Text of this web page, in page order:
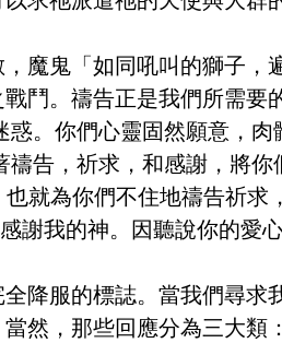
魔鬼「如同吼叫的獅子
鬥。禱告正是我們所需要
。你們心靈固然願意，肉
告，祈求，和感謝，將你
就為你們不住地禱告祈求
我的神。因聽說你的愛
降服的標誌。當我們尋
然，那些回應分為三大